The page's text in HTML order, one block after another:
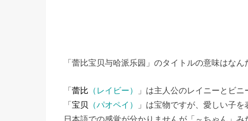
「蕾比宝贝与哈派乐园」のタイトルの意味はなん
「 蕾比 （レイビー）
」は主人公のレイニーとビニ
「 宝贝 （パオペイ）
」は宝物ですが、愛しい子を